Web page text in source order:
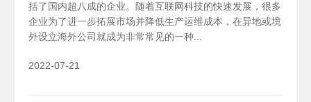
括了国内超八成的企业。随着互联网科技的快速发展，很多
企业为了进一步拓展市场并降低生产运维成本，在异地或境
外设立海外公司就成为非常常见的一种...
2022-07-21